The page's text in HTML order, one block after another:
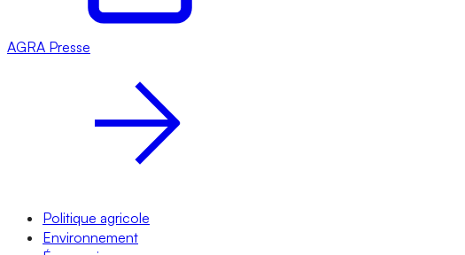
AGRA Presse
Politique agricole
Environnement